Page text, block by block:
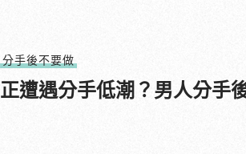
分手後不要做
正遭遇分手低潮？男人分手